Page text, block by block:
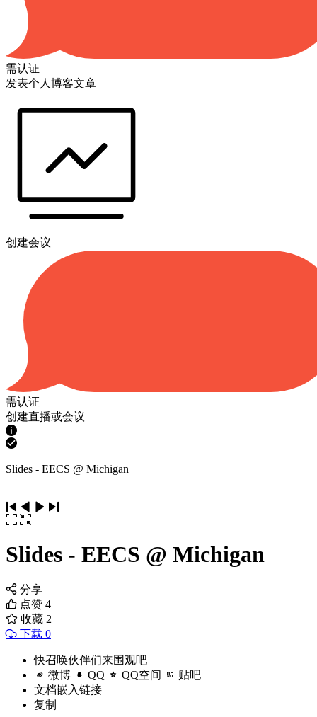
需认证
发表个人博客文章
创建会议
需认证
创建直播或会议
Slides - EECS @ Michigan
Slides - EECS @ Michigan
分享
点赞 4
收藏 2
下载 0
快召唤伙伴们来围观吧
微博 QQ QQ空间 贴吧
文档嵌入链接
复制